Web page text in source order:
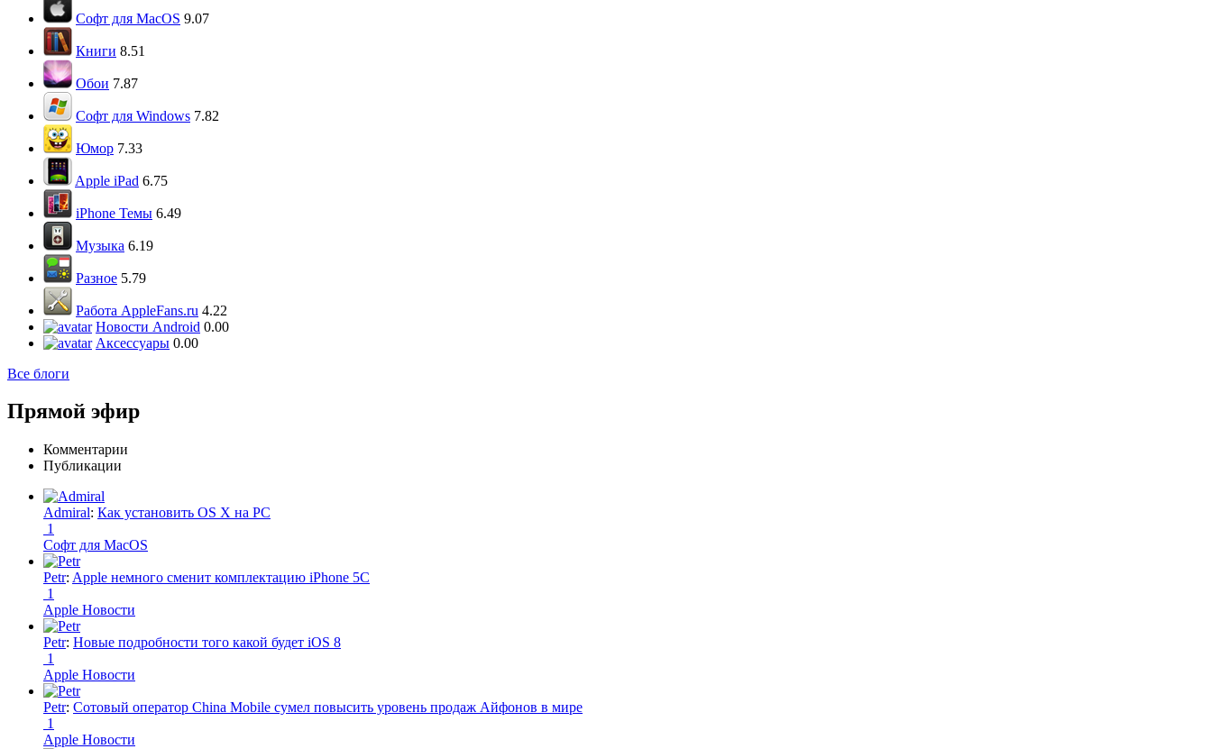
Софт для MacOS 9.07
Книги 8.51
Обои 7.87
Софт для Windows 7.82
Юмор 7.33
Apple iPad 6.75
iPhone Темы 6.49
Музыка 6.19
Разное 5.79
Работа AppleFans.ru 4.22
Новости Android 0.00
Аксессуары 0.00
Все блоги
Прямой эфир
Комментарии
Публикации
Admiral: Как установить OS X на PC
1
Софт для MacOS
Petr: Apple немного сменит комплектацию iPhone 5C
1
Apple Новости
Petr: Новые подробности того какой будет iOS 8
1
Apple Новости
Petr: Сотовый оператор China Mobile сумел повысить уровень продаж Айфонов в мире
1
Apple Новости